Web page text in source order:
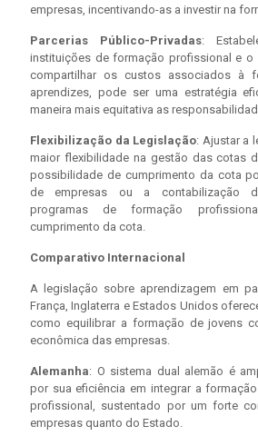
empresas, incentivando-as a investir na
Parcerias Público-Privadas:
instituições de formação profissional e o
compartilhar os custos associados à
aprendizes, pode ser uma estratégia
maneira mais equitativa as
Flexibilização da Legislação: Ajustar a
maior flexibilidade na gestão das cotas
possibilidade de cumprimento da cota
de empresas ou a contabilização
programas de formação
cumprimento da cota.
Comparativo Internacional
A legislação sobre aprendizagem em
França, Inglaterra e Estados Unidos
como equilibrar a formação de jovens
econômica das empresas.
Alemanha: O sistema dual alemão é
por sua eficiência em integrar a
profissional, sustentado por um forte
empresas quanto do Estado.